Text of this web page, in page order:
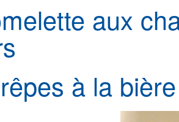
aux
à la bière